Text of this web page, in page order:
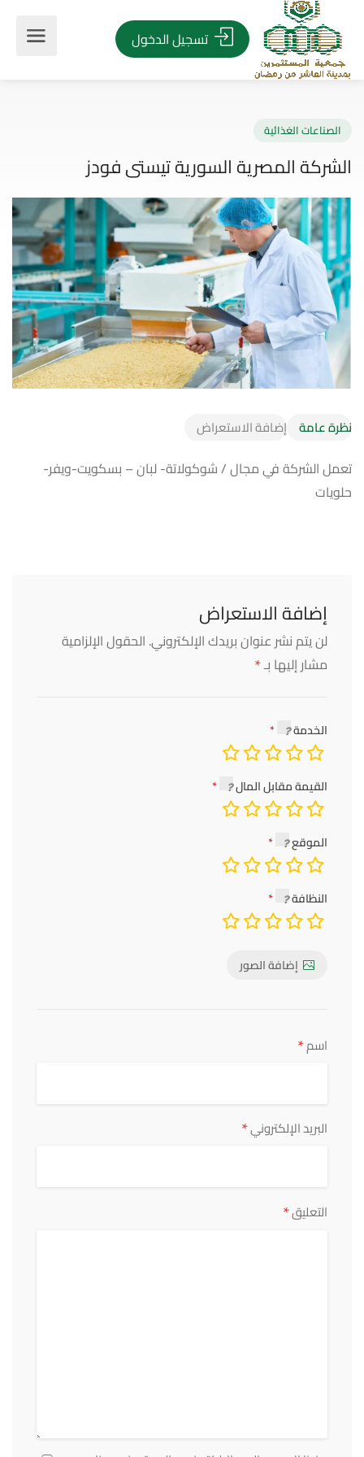
تسجيل الدخول
المصرية السورية تيستى فودز
نظرة عامة إضافة الاستعراض
تعمل الشركة في مجال / شوكولاتة- لبان – بسكويت-ويفر-
حلويات
إضافة الاستعراض
لن يتم نشر عنوان بريدك الإلكتروني. الحقول الإلزامية
مشار إليها بـ*
الخدمة
القيمة مقابل المال
الموقع
النظافة
إضافة الصور
اسم*
البريد الإلكتروني*
التعليق*